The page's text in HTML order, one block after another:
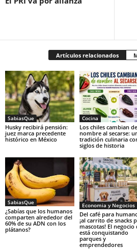
Artículos relacionados
SabiasQue
Husky recibirá pensión:
juez marca precedente
histórico en México
Cocina
Los chiles cambian de
nombre al secarse:
tradición culinaria
siglos de historia
SabiasQue
¿Sabías que los humanos
comparten alrededor del
60% de su ADN con los
plátanos?
Economia y Negocios
Del café para
¡al carrito de snacks
mascotas! El negocio
está conquistando
parques y
emprendedores